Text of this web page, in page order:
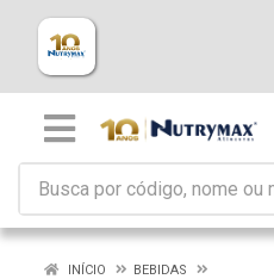
INÍCIO
BEBIDAS